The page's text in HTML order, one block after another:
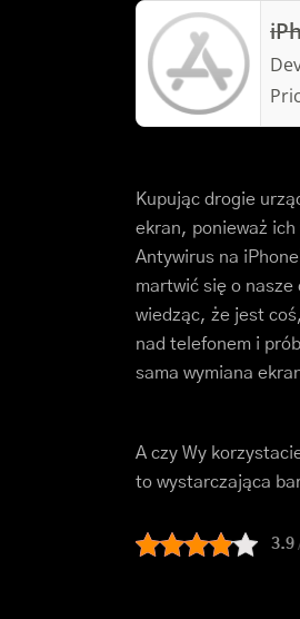
Kupując drogie
ekran, ponieważ
Antywirus na
martwić się o
wiedząc, że jest
nad telefonem i
sama wymiana
A czy Wy
to wystarczająca
3.9